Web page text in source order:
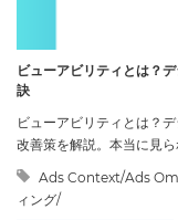
ビューアビリティとは？
訣
ビューアビリティとは？
改善策を解説。本当に見
Ads Context/Ads
ィング/